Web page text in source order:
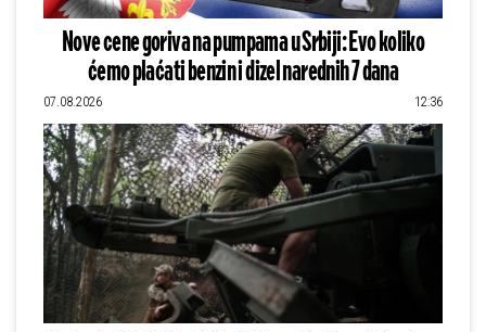
Nove cene goriva na pumpama u Srbiji: Evo koliko
ćemo plaćati benzin i dizel narednih 7 dana
07.08.2026 12:36